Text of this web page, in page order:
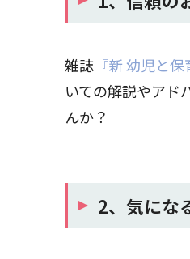
雑誌 『新 幼児と保
いての解説やアド
んか？
2、気にな